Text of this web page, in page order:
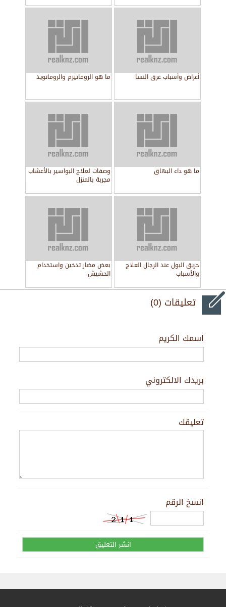
أعراض وأسباب عرق النسا ما هو الروماتيزم والروماتويد
ما هو داء البهاق وصفات لعلاج البواسير بالأعشاب
مجربة بالمنزل
حريق البول عند الرجال العلاج
والأسباب
بعض مضار تدخين واستخدام
الحشيش
تعليقات (0)
اسمك الكريم
بريدك الالكتروني
تعليقك
انسخ الرقم